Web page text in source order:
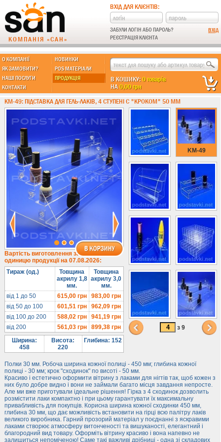
КОМПАНІЯ «САН»
ВХІД ДЛЯ КЛІЄНТІВ:
ЗАБУЛИ ЛОГІН АБО ПАРОЛЬ?
РЕЄСТРАЦІЯ КЛІЄНТА
О КОМПАНІЇ
НОВИНКИ
ЯК ЗАМОВИТИ?
POS МАТЕРІАЛИ
НАШІ ПОСЛУГИ
ПРОДУКЦІЯ
КОНТАКТИ
В КОШИКУ:0 товарів
НА0,00 грн
МЫ ДЕЛАЕМ:
Підставки із пластику
Новинки !!!
Різні підставки
Під поліграфію
Навісні кишені
Менюхолдери
Під мобільні
Під біжутерію
Гірки та подіуми
Під косметику
Під солодке
Для хот-догів
Лототрони
Ящики з акрилу
Цінники
Засоби захисту
Інформ. стенди
Підлогові стійки
KM-49: ПІДСТАВКА ДЛЯ ГЕЛЬ-ЛАКІВ, 4 СТУПЕНІ C "КРОКОМ" 50 ММ
Вартість виготовлення за
одиницю продукції на 07.08.2026:
Тираж (од.)
Товщина
акрилу 1,8
мм.
Товщина
акрилу 3,0
мм.
від 1 до 50
615,00грн 983,00 грн
від 50 до 100
601,51грн 962,09 грн
від 100 до 200
588,02грн 941,19 грн
від 200
561,03грн 899,38 грн
Ширина:
458
Висота:
220
Глибина: 152
Полки 30 мм. Робоча ширина кожної полиці - 450 мм; глибина кожної
полиці - 30 мм; крок "сходинок" по висоті - 50 мм.
Красиво і естетично оформити вітрину з лаками для нігтів так, щоб кожен з
них було добре видно і вони не займали багато місця завдання непросте.
Але ми вже приготували ідеальне рішення! Гірка з 4 сходинок дозволить
розмістити лаки компактно і при цьому гарантувати їх максимальну
привабливість для покупців. Корисна ширина кожної сходинки 450 мм,
глибина 30 мм, що дає можливість встановити на гірці всю палітру лаків
великого виробника. Гарний прозорий матеріал у поєднанні з яскравими
лаками створює атмосферу витонченості та вишуканості, елегантний і
благородний вид товару. Оформіть вітрину красиво і вона напевно не
залишиться непоміченою! Саме такі важливі дрібниці - одна зі складових
KM-49
з 9